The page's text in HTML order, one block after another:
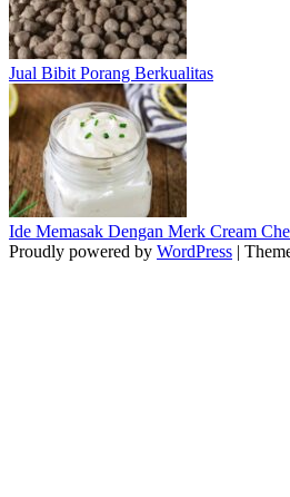
Jual Bibit Porang Berkualitas
Ide Memasak Dengan Merk Cream
Proudly powered by WordPress |